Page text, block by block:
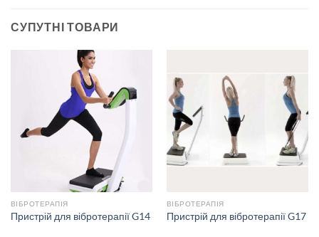
СУПУТНІ ТОВАРИ
ВІБРОТЕРАПІЯ
Пристрій для вібротерапії G14
ВІБРОТЕРАПІЯ
Пристрій для вібротерапії G17